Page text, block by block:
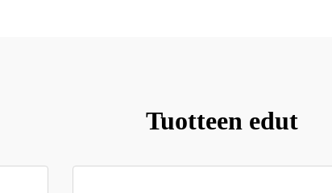
Tuotteen edut